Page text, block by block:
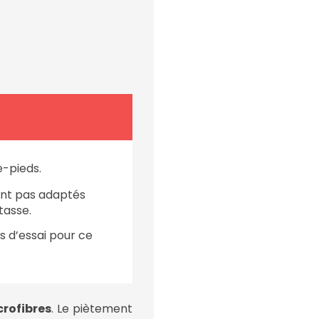
pieds.
pas adaptés
d’essai pour ce
. Le piètement